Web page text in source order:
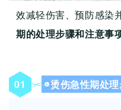
效减轻伤害、预防感染
期的处理步骤和注意事
01 烫伤急性期处